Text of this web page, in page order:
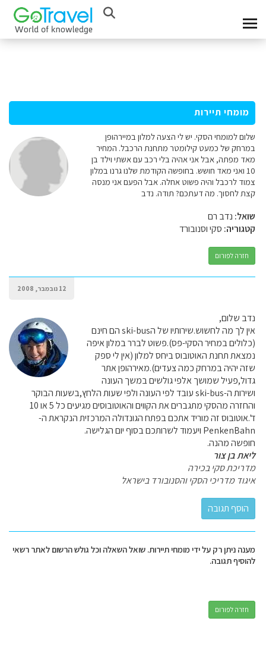
מומחי תיירות
שלום למומחי הסקי. יש לי הצעה למלון במיירהופן
במרחק של כמעט קילומטר מתחנת הרכבל. המחיר
מאד מפתה, אבל אני אהיה בלי רכב עם אשתי וילד בן
10 ואני מאד חושש. בחופשה הקודמת שלנו גרנו במלון
צמוד לרכבל והיה פשוט אחלה. אבל הפעם אני מנסה
קצת לחסוך. מה דעתכם? תודה. נדב
שואל: נדב רם
קטגוריה: סקי וסנובורד
חזרה לפורום
12 נובמבר, 2008
נדב שלום,
אין לך מה לחשוש.שירותיו של הski-bus הם חינם
(כלולים במחיר הסקי-פס).פשוט לברר במלון איפה
נמצאת תחנת האוטובוס ביחס למלון (אין לי ספק
שזה יהיה במרחק כמה צעדים).מאירהופן אתר
גדול,פעיל שמושך אלפי גולשים במשך העונה
ושירות ה-ski-bus עובד לפי העונה ולפי שעות הלחץ,בשעות הבוקר
והחזרה מהסקי מתגברים את הקווים והאוטובוסים מגיעים כל 5 או 10
ד'.אוטובוס זה מוריד אתכם בפתח הגונדולה המרכזית הנקראת ה-
PenkenBahn ויעמוד לשרותכם בסוף יום הגלישה.
חופשה מהנה.
ליאת בן צור
מדריכת סקי בכירה
איגוד מדריכי הסקי והסנובורד בישראל
מענה ניתן רק על ידי מומחי תיירות. שואל השאלה וכל גולש הרשום לאתר רשאי
להוסיף תגובה.
חזרה לפורום